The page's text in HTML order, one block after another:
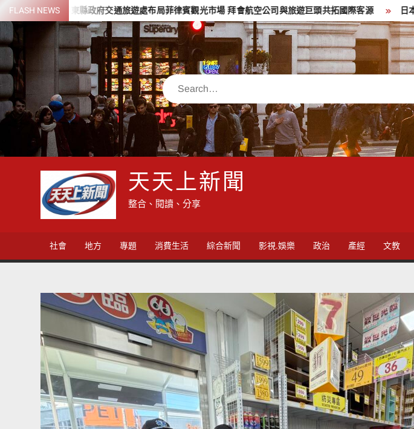
Skip
to
content
FLASH NEWS
屏東縣政府交通旅遊處布局菲律賓觀光市場 拜會航空公司與旅遊巨頭共拓國際客源 日本花藝大師梅
Search
天天上新聞
整合、閱讀、分享
社會 地方 專題 消費生活 綜合新聞 影視.娛樂 政治 產經 文教